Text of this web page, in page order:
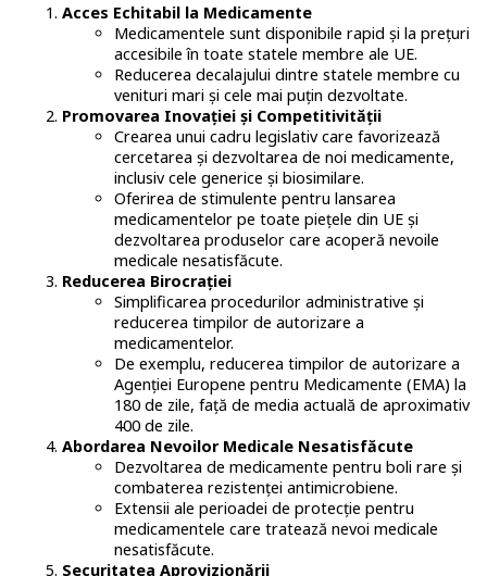
Acces Echitabil la Medicamente
Medicamentele sunt disponibile rapid și la prețuri
accesibile în toate statele membre ale UE.
Reducerea decalajului dintre statele membre cu
venituri mari și cele mai puțin dezvoltate.
Promovarea Inovației și Competitivității
Crearea unui cadru legislativ care favorizează
cercetarea și dezvoltarea de noi medicamente,
inclusiv cele generice și biosimilare.
Oferirea de stimulente pentru lansarea
medicamentelor pe toate piețele din UE și
dezvoltarea produselor care acoperă nevoile
medicale nesatisfăcute.
Reducerea Birocrației
Simplificarea procedurilor administrative și
reducerea timpilor de autorizare a
medicamentelor.
De exemplu, reducerea timpilor de autorizare a
Agenției Europene pentru Medicamente (EMA) la
180 de zile, față de media actuală de aproximativ
400 de zile.
Abordarea Nevoilor Medicale Nesatisfăcute
Dezvoltarea de medicamente pentru boli rare și
combaterea rezistenței antimicrobiene.
Extensii ale perioadei de protecție pentru
medicamentele care tratează nevoi medicale
nesatisfăcute.
Securitatea Aprovizionării